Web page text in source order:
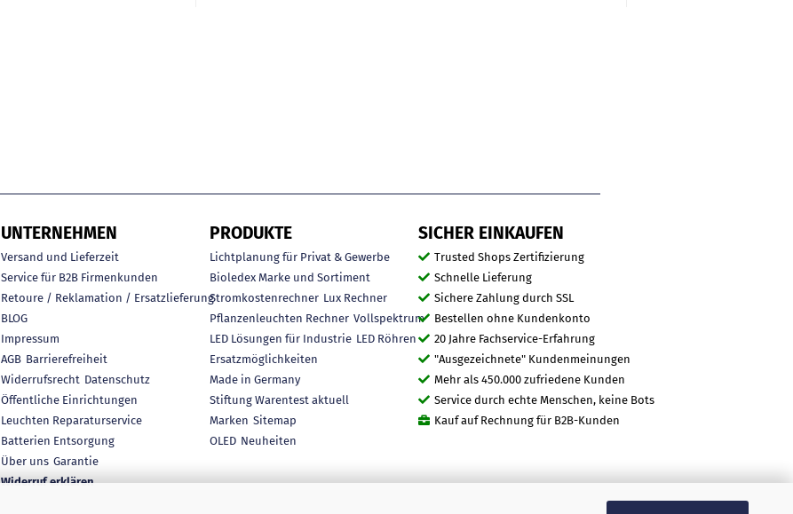
UNTERNEHMEN
Versand und Lieferzeit
Service für B2B Firmenkunden
Retoure / Reklamation / Ersatzlieferung
BLOG
Impressum
AGB Barrierefreiheit
Widerrufsrecht Datenschutz
Öffentliche Einrichtungen
Leuchten Reparaturservice
Batterien Entsorgung
Über uns Garantie
Widerruf erklären
PRODUKTE
Lichtplanung für Privat & Gewerbe
Bioledex Marke und Sortiment
Stromkostenrechner Lux Rechner
Pflanzenleuchten Rechner Vollspektrum
LED Lösungen für Industrie LED Röhren
Ersatzmöglichkeiten
Made in Germany
Stiftung Warentest aktuell
Marken Sitemap
OLED Neuheiten
SICHER EINKAUFEN
Trusted Shops Zertifizierung
Schnelle Lieferung
Sichere Zahlung durch SSL
Bestellen ohne Kundenkonto
20 Jahre Fachservice-Erfahrung
"Ausgezeichnete" Kundenmeinungen
Mehr als 450.000 zufriedene Kunden
Service durch echte Menschen, keine Bots
Kauf auf Rechnung für B2B-Kunden